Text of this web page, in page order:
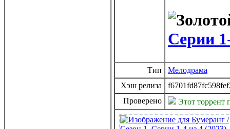
Серии
Тип
Мелодрама
Хэш релиза
Проверено
Этот торрент